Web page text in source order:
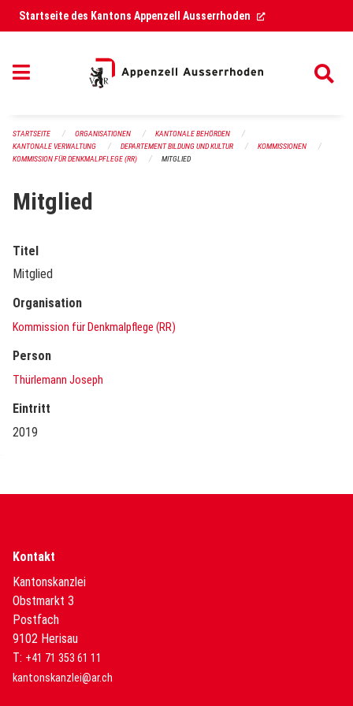
Navigation überspringen
Startseite des Kantons Appenzell Ausserrhoden (External Link)
STARTSEITE ORGANISATIONEN
KANTONALE BEHÖRDEN
KANTONALE VERWALTUNG
DEPARTEMENT BILDUNG UND KULTUR
KOMMISSIONEN
KOMMISSION FÜR DENKMALPFLEGE (RR)
MITGLIED
Mitglied
Titel
Mitglied
Organisation
Kommission für Denkmalpflege (RR)
Person
Thürlemann Joseph
Eintritt
2019
Kontakt
Kantonskanzlei
Obstmarkt 3
Postfach
9102 Herisau
T: +41 71 353 61 11
kantonskanzlei@ar.ch